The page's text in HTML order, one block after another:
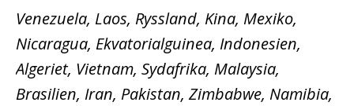
Venezuela, Laos, Ryssland, Kina, Mexiko,
Nicaragua, Ekvatorialguinea, Indonesien,
Algeriet, Vietnam, Sydafrika, Malaysia,
Brasilien, Iran, Pakistan, Zimbabwe, Namibia,